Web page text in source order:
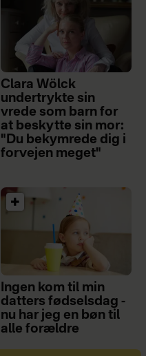
Clara Wölck
undertrykte sin
vrede som barn for
at beskytte sin mor:
"Du bekymrede dig i
forvejen meget"
Ingen kom til min
datters fødselsdag -
nu har jeg en bøn til
alle forældre